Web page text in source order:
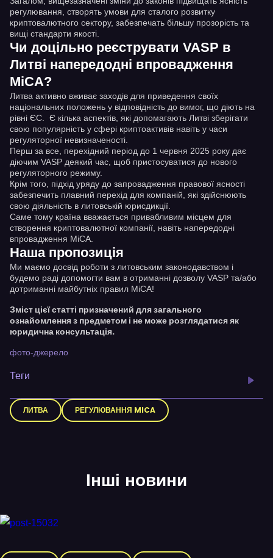
регулювання, створять умови для сталого розвитку
криптовалютного сектору, забезпечать більшу прозорість та
вищі стандарти якості.
Чи доцільно реєструвати VASP в
Литві напередодні впровадження
MiCA?
Литва активно вживає заходів для приведення своїх
національних положень у відповідність до вимог, що діють на
рівні ЄС. Є кілька аспектів, які допомагають Литві зберігати
свою популярність у сфері криптоактивів навіть у часи
регуляторної невизначеності.
Перш за все, перехідний період до 1 червня 2025 року дає
діючим VASP деякий час, щоб пристосуватися до нового
регуляторного режиму.
Крім того, підхід уряду до запровадження правової ясності
забезпечить плавний перехід для компаній, які здійснюють
свою діяльність в литовській юрисдикції.
Саме тому країна вважається привабливим місцем для
створення криптовалютної компанії, навіть напередодні
впровадження MiCA.
Наша пропозиція
Ми маємо досвід роботи з литовським законодавством і
будемо раді допомогти вам в отриманні дозволу VASP та/або
дотриманні майбутніх правил MiCA!
Зміст цієї статті призначений для загального
ознайомлення з предметом і не може розглядатися як
юридична консультація.
фото-джерело
Теги
ЛИТВА РЕГУЛЮВАННЯ MICA
Інші новини